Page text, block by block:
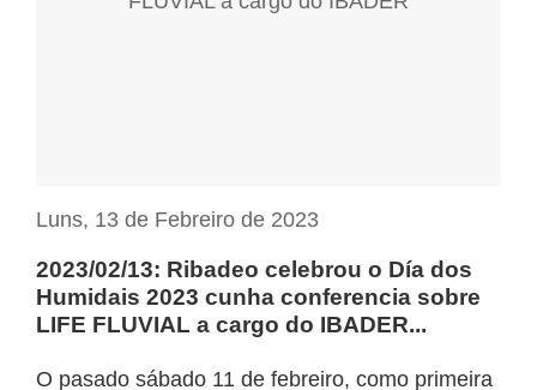
Luns, 13 de Febreiro de 2023
2023/02/13: Ribadeo celebrou o Día dos
Humidais 2023 cunha conferencia sobre
LIFE FLUVIAL a cargo do IBADER...
O pasado sábado 11 de febreiro, como primeira